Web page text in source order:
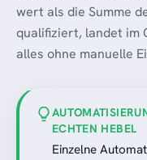
wert als die Summe
qualifiziert, landet im
alles ohne manuelle
ECHTEN HEBEL
Einzelne